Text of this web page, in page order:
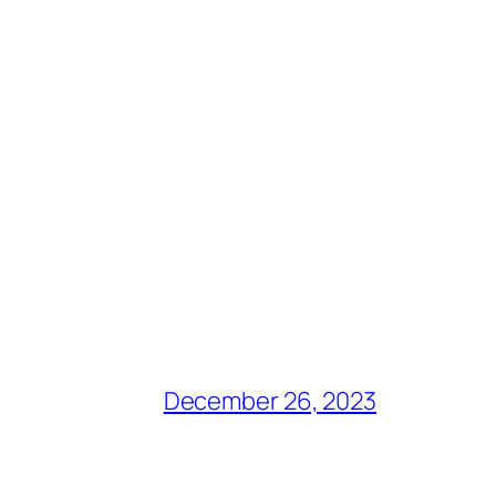
December 26, 2023